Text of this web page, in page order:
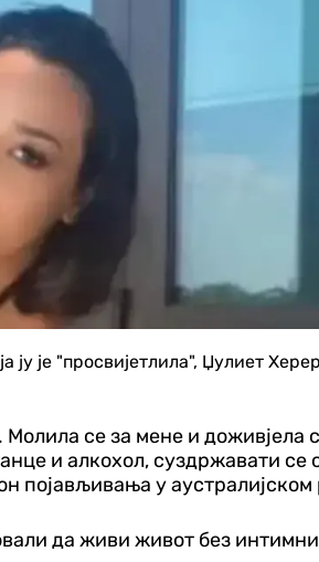
ју је "просвијетлила", Џулиет
се за мене и доживјела
и алкохол, суздржавати
појављивања у
да живи живот без